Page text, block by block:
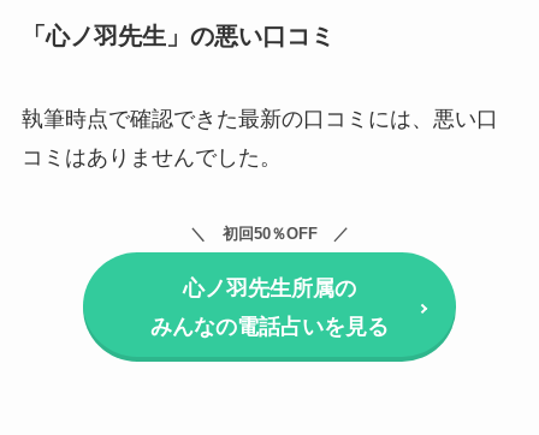
「心ノ羽先生」の悪い口コミ
執筆時点で確認できた最新の口コミには、悪い口
コミはありませんでした。
初回50％OFF
心ノ羽先生所属の
みんなの電話占いを見る